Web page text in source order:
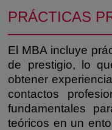
PRÁCTICAS
El MBA incluye
de prestigio, lo
obtener
contactos
fundamentales
teóricos en un